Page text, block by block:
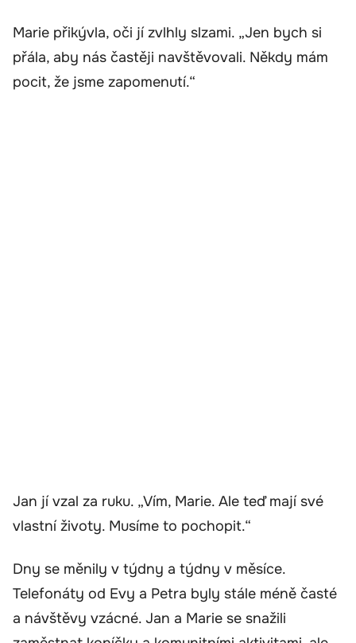
Marie přikývla, oči jí zvlhly slzami. „Jen bych si
přála, aby nás častěji navštěvovali. Někdy mám
pocit, že jsme zapomenutí.“
Jan jí vzal za ruku. „Vím, Marie. Ale teď mají své
vlastní životy. Musíme to pochopit.“
Dny se měnily v týdny a týdny v měsíce.
Telefonáty od Evy a Petra byly stále méně časté
a návštěvy vzácné. Jan a Marie se snažili